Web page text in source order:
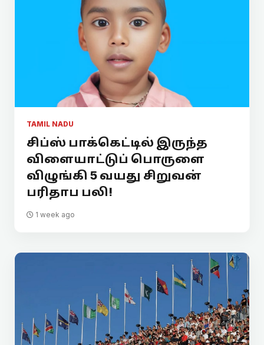
TAMIL NADU
சிப்ஸ் பாக்கெட்டில் இருந்த
விளையாட்டுப் பொருளை
விழுங்கி 5 வயது சிறுவன்
பரிதாப பலி!
1 week ago